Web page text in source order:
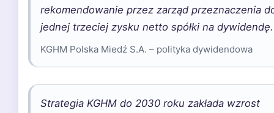
rekomendowanie przez zarząd przeznaczenia
jednej trzeciej zysku netto spółki na dywidendę.
KGHM Polska Miedź S.A. – polityka dywidendowa
Strategia KGHM do 2030 roku zakłada wzrost